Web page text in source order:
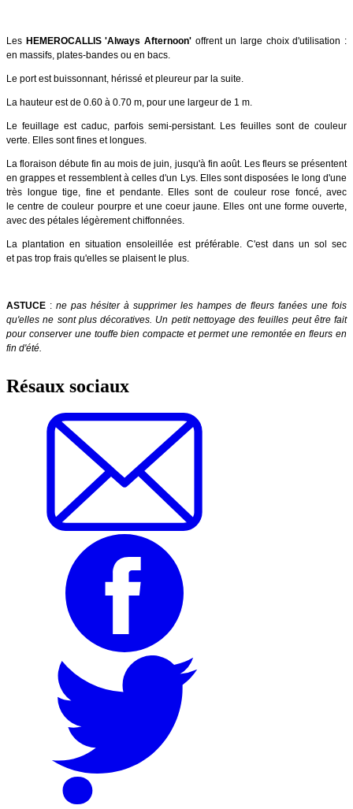
Les HEMEROCALLIS 'Always Afternoon' offrent un large choix d'utilisation :
en massifs, plates-bandes ou en bacs.
Le port est buissonnant, hérissé et pleureur par la suite.
La hauteur est de 0.60 à 0.70 m, pour une largeur de 1 m.
Le feuillage est caduc, parfois semi-persistant. Les feuilles sont de couleur
verte. Elles sont fines et longues.
La floraison débute fin au mois de juin, jusqu'à fin août. Les fleurs se présentent
en grappes et ressemblent à celles d'un Lys. Elles sont disposées le long d'une
très longue tige, fine et pendante. Elles sont de couleur rose foncé, avec
le centre de couleur pourpre et une coeur jaune. Elles ont une forme ouverte,
avec des pétales légèrement chiffonnées.
La plantation en situation ensoleillée est préférable. C'est dans un sol sec
et pas trop frais qu'elles se plaisent le plus.
ASTUCE : ne pas hésiter à supprimer les hampes de fleurs fanées une fois
qu'elles ne sont plus décoratives. Un petit nettoyage des feuilles peut être fait
pour conserver une touffe bien compacte et permet une remontée en fleurs en
fin d'été.
Résaux sociaux